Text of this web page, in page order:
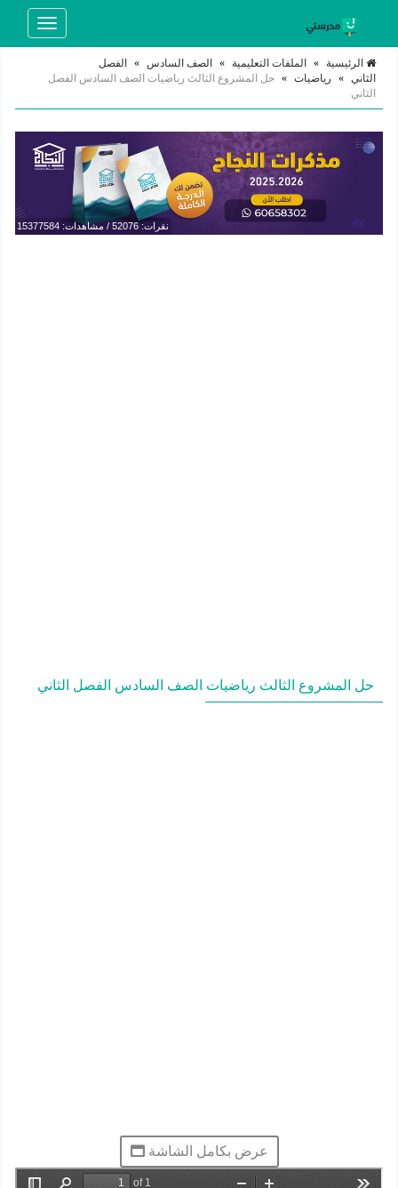
Toggle
الرئيسية » الملفات التعليمية » الصف السادس »
الفصل
الثاني » رياضيات » حل المشروع الثالث رياضيات الصف السادس الفصل
الثاني
نقرات: 52076 / مشاهدات: 15377584
حل المشروع الثالث رياضيات الصف السادس الفصل الثاني
عرض بكامل الشاشة